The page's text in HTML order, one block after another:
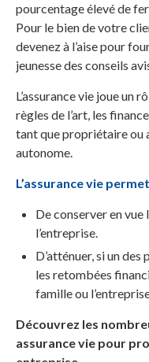
pourcentage élevé de
Pour le bien de votre
devenez à l’aise pour
jeunesse des conseils
L’assurance vie joue un
règles de l’art, les
tant que propriétaire ou
autonome.
L’assurance vie
De conserver en
l’entreprise.
D’atténuer, si un
les retombées
famille ou
Découvrez les
assurance vie pour